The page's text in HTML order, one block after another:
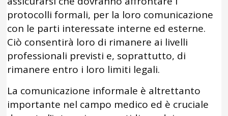
protocolli formali, per la loro comunicazione
con le parti interessate interne ed esterne.
Ciò consentirà loro di rimanere ai livelli
professionali previsti e, soprattutto, di
rimanere entro i loro limiti legali.
La comunicazione informale è altrettanto
importante nel campo medico ed è cruciale